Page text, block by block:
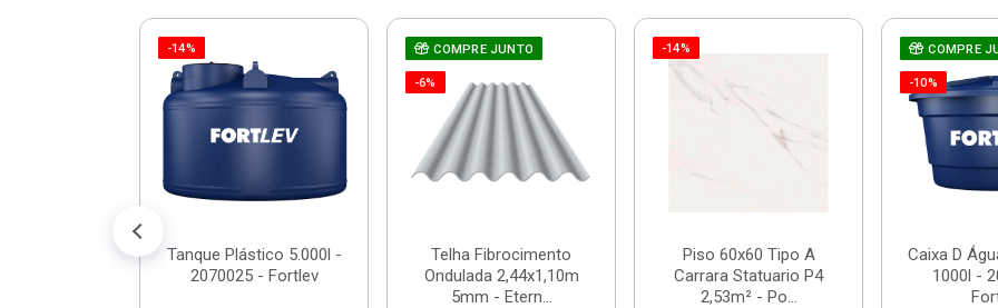
-14%
Tanque Plástico 5.000l -
2070025 - Fortlev
COMPRE JUNTO
-6%
Telha Fibrocimento
Ondulada 2,44x1,10m
5mm - Etern...
-14%
Piso 60x60 Tipo A
Carrara Statuario P4
2,53m² - Po...
COMPRE
-10%
Caixa D
1000l -